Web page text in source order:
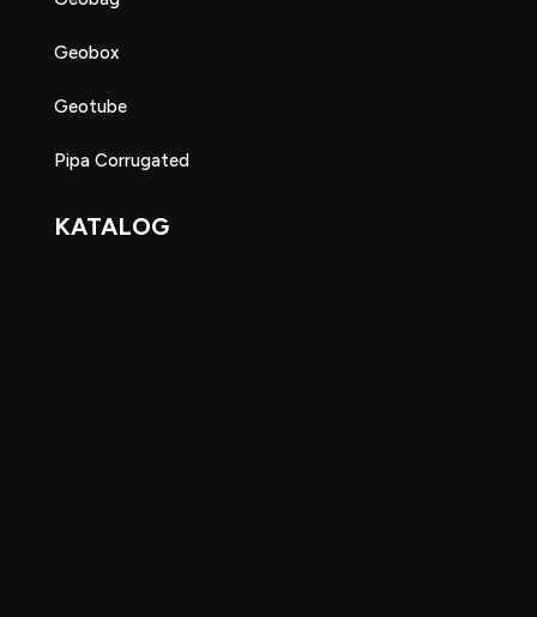
Geobox
Geotube
Pipa Corrugated
KATALOG